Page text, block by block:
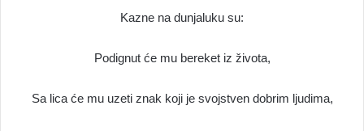
Kazne na dunjaluku su:
Podignut će mu bereket iz života,
Sa lica će mu uzeti znak koji je svojstven dobrim ljudima,